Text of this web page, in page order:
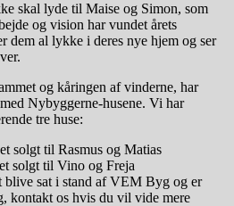
skal lyde til Maise og Simon, som
og vision har vundet årets
dem al lykke i deres nye hjem og ser
og kåringen af vinderne, har
Nybyggerne-husene. Vi har
tre huse:
solgt til Rasmus og Matias
solgt til Vino og Freja
blive sat i stand af VEM Byg og er
kontakt os hvis du vil vide mere